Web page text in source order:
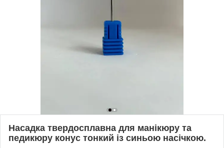
Насадка твердосплавна для манікюру та
педикюру конус тонкий із синьою насічкою.